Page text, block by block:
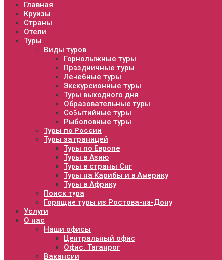
Главная
Круизы
Страны
Отели
Туры
Виды туров
Горнолыжные туры
Праздничные туры
Лечебные туры
Экскурсионные туры
Туры выходного дня
Образовательные туры
Событийные туры
Рыболовные туры
Туры по России
Туры за границей
Туры по Европе
Туры в Азию
Туры в страны Снг
Туры на Карибы и в Америку
Туры в Африку
Поиск тура
Горящие туры из Ростова-на-Дону
Услуги
О нас
Наши офисы
Центральный офис
Офис. Таганрог
Вакансии